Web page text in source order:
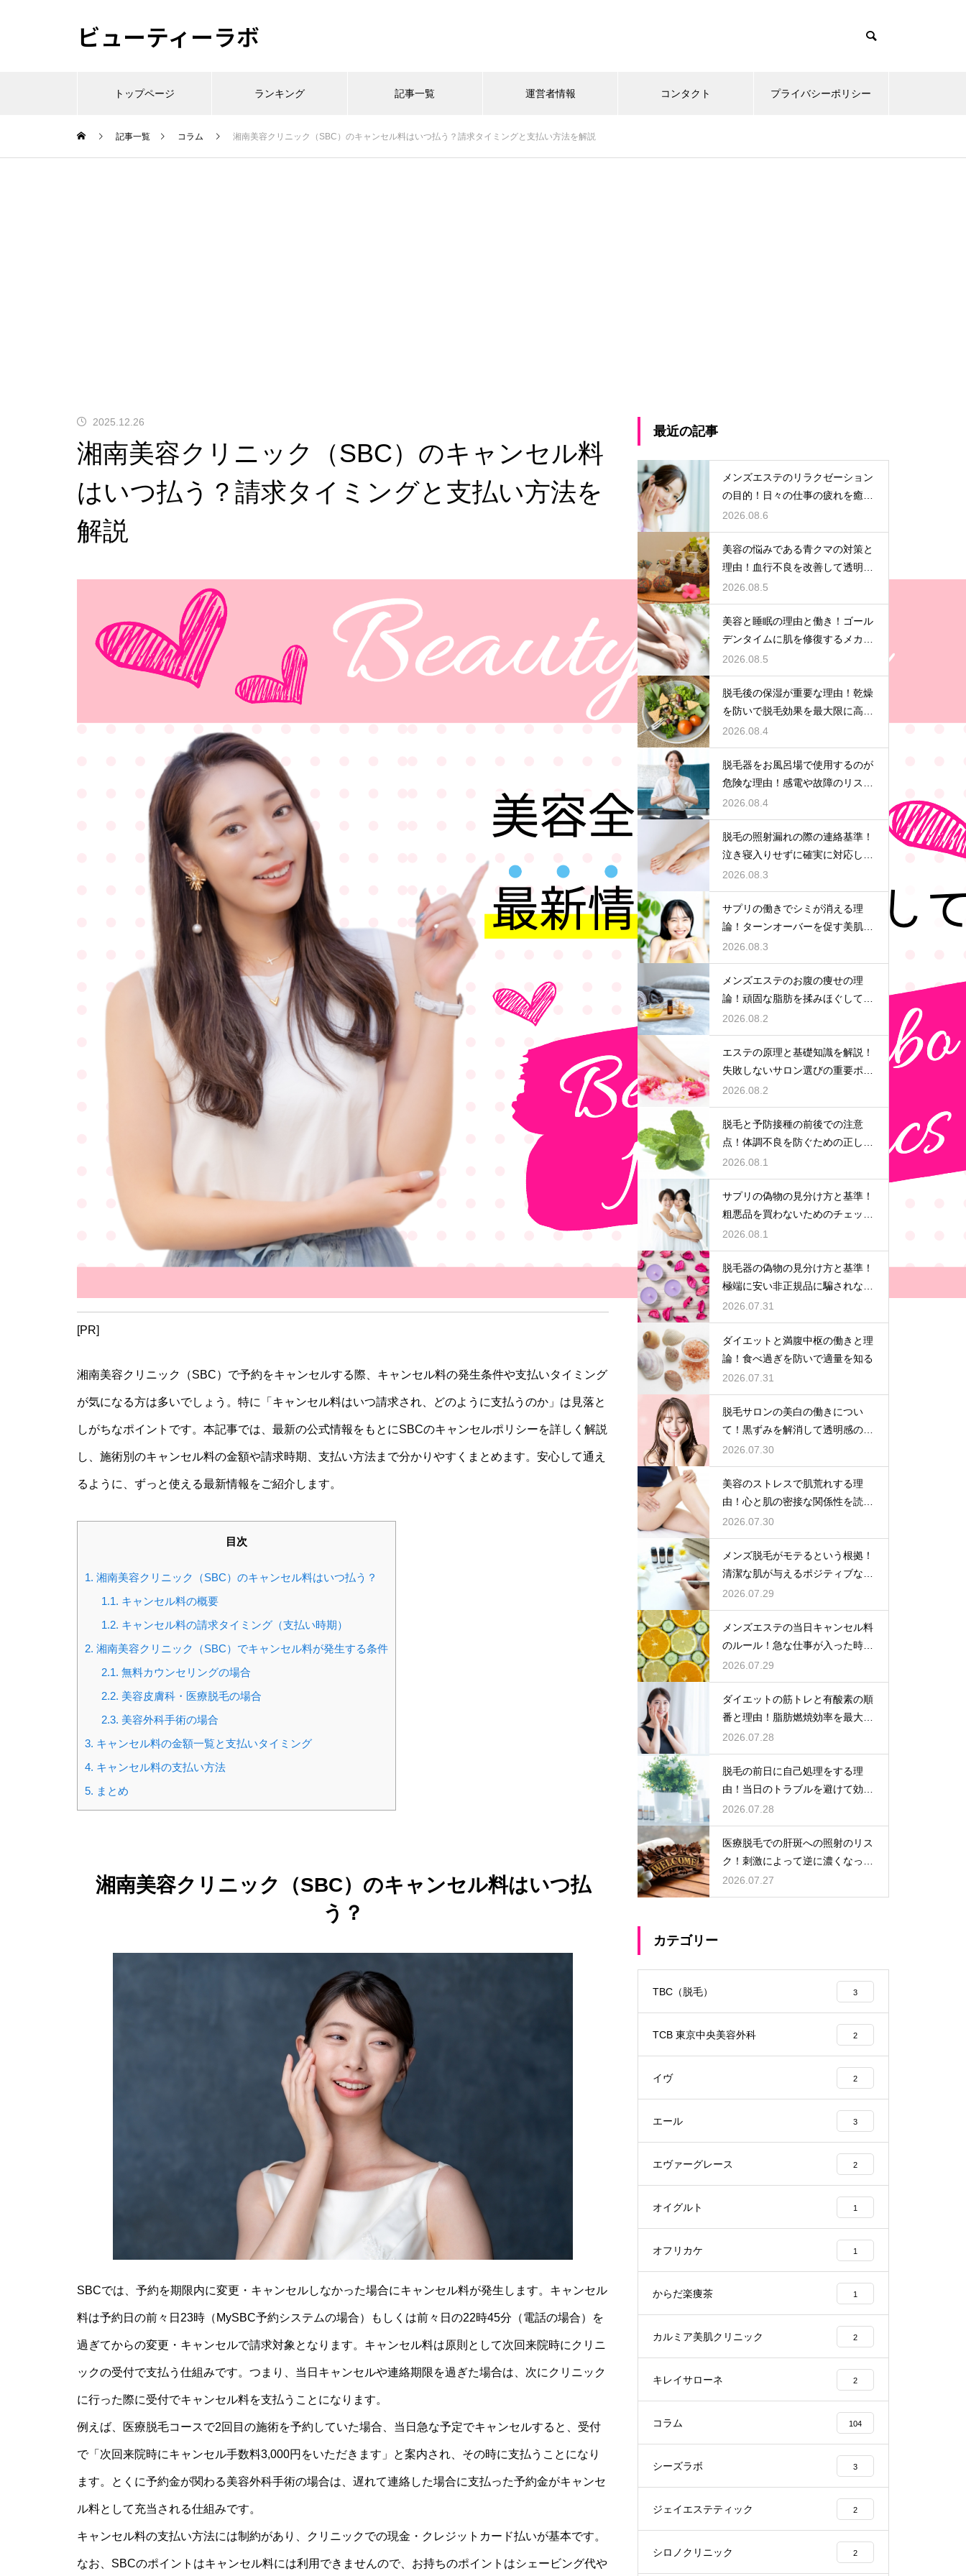
ビューティーラボ
トップページ ランキング 記事一覧 運営者情報 コンタクト プライバシーポリシー
記事一覧 コラム 湘南美容クリニック（SBC）のキャンセル料はいつ払う？請求タイミングと支払い方法を解説
2025.12.26
湘南美容クリニック（SBC）のキャンセル料
はいつ払う？請求タイミングと支払い方法を
解説
[PR]
湘南美容クリニック（SBC）で予約をキャンセルする際、キャンセル料の発生条件や支払いタイミング
が気になる方は多いでしょう。特に「キャンセル料はいつ請求され、どのように支払うのか」は見落と
しがちなポイントです。本記事では、最新の公式情報をもとにSBCのキャンセルポリシーを詳しく解説
し、施術別のキャンセル料の金額や請求時期、支払い方法まで分かりやすくまとめます。安心して通え
るように、ずっと使える最新情報をご紹介します。
目次
1. 湘南美容クリニック（SBC）のキャンセル料はいつ払う？
1.1. キャンセル料の概要
1.2. キャンセル料の請求タイミング（支払い時期）
2. 湘南美容クリニック（SBC）でキャンセル料が発生する条件
2.1. 無料カウンセリングの場合
2.2. 美容皮膚科・医療脱毛の場合
2.3. 美容外科手術の場合
3. キャンセル料の金額一覧と支払いタイミング
4. キャンセル料の支払い方法
5. まとめ
湘南美容クリニック（SBC）のキャンセル料はいつ払
う？
SBCでは、予約を期限内に変更・キャンセルしなかった場合にキャンセル料が発生します。キャンセル
料は予約日の前々日23時（MySBC予約システムの場合）もしくは前々日の22時45分（電話の場合）を
過ぎてからの変更・キャンセルで請求対象となります。キャンセル料は原則として次回来院時にクリニ
ックの受付で支払う仕組みです。つまり、当日キャンセルや連絡期限を過ぎた場合は、次にクリニック
に行った際に受付でキャンセル料を支払うことになります。
例えば、医療脱毛コースで2回目の施術を予約していた場合、当日急な予定でキャンセルすると、受付
で「次回来院時にキャンセル手数料3,000円をいただきます」と案内され、その時に支払うことになり
ます。とくに予約金が関わる美容外科手術の場合は、遅れて連絡した場合に支払った予約金がキャンセ
ル料として充当される仕組みです。
キャンセル料の支払い方法には制約があり、クリニックでの現金・クレジットカード払いが基本です。
なお、SBCのポイントはキャンセル料には利用できませんので、お持ちのポイントはシェービング代や
最近の記事
メンズエステのリラクゼーション
の目的！日々の仕事の疲れを癒や
す極上のプライベート空間
2026.08.6
美容の悩みである青クマの対策と
理由！血行不良を改善して透明感
アップ
2026.08.5
美容と睡眠の理由と働き！ゴール
デンタイムに肌を修復するメカニ
ズム
2026.08.5
脱毛後の保湿が重要な理由！乾燥
を防いで脱毛効果を最大限に高め
るポイント
2026.08.4
脱毛器をお風呂場で使用するのが
危険な理由！感電や故障のリスク
を避けるための安全な環境選び
2026.08.4
脱毛の照射漏れの際の連絡基準！
泣き寝入りせずに確実に対応して
もらう
2026.08.3
サプリの働きでシミが消える理
論！ターンオーバーを促す美肌の
秘密
2026.08.3
メンズエステのお腹の痩せの理
論！頑固な脂肪を揉みほぐして燃
焼をサポートする
2026.08.2
エステの原理と基礎知識を解説！
失敗しないサロン選びの重要ポイ
ント
2026.08.2
脱毛と予防接種の前後での注意
点！体調不良を防ぐための正しい
スケジュール
2026.08.1
サプリの偽物の見分け方と基準！
粗悪品を買わないためのチェック
術
2026.08.1
脱毛器の偽物の見分け方と基準！
極端に安い非正規品に騙されない
ための公式ショップでの購入
2026.07.31
ダイエットと満腹中枢の働きと理
論！食べ過ぎを防いで適量を知る
2026.07.31
脱毛サロンの美白の働きについ
て！黒ずみを解消して透明感のあ
る肌へ導く
2026.07.30
美容のストレスで肌荒れする理
由！心と肌の密接な関係性を読み
解く
2026.07.30
メンズ脱毛がモテるという根拠！
清潔な肌が与えるポジティブな第
一印象
2026.07.29
メンズエステの当日キャンセル料
のルール！急な仕事が入った時の
柔軟な対応とペナルティ
2026.07.29
ダイエットの筋トレと有酸素の順
番と理由！脂肪燃焼効率を最大化
する
2026.07.28
脱毛の前日に自己処理をする理
由！当日のトラブルを避けて効果
を高める
2026.07.28
医療脱毛での肝斑への照射のリス
ク！刺激によって逆に濃くなって
しまう危険性
2026.07.27
カテゴリー
TBC（脱毛） 3
TCB 東京中央美容外科 2
イヴ 2
エール 3
エヴァーグレース 2
オイグルト 1
オフリカケ 1
からだ楽痩茶 1
カルミア美肌クリニック 2
キレイサローネ 2
コラム 104
シーズラボ 3
ジェイエステティック 2
シロノクリニック 2